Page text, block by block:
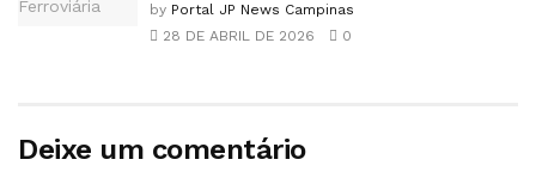
by Portal JP News Campinas
28 DE ABRIL DE 2026
0
Deixe um comentário